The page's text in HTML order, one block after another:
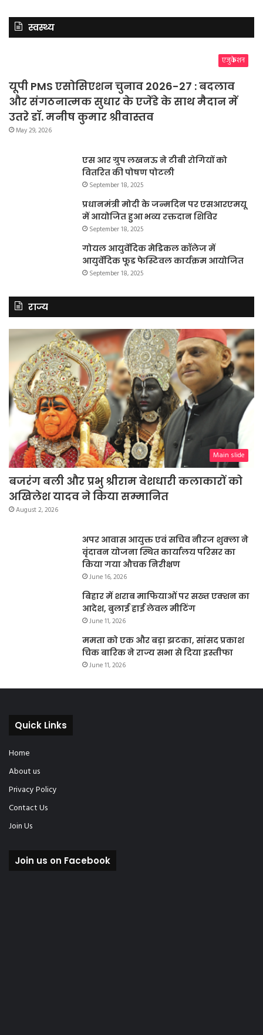
स्वस्थ्य
एजुकेशन
यूपी PMS एसोसिएशन चुनाव 2026-27 : बदलाव
और संगठनात्मक सुधार के एजेंडे के साथ मैदान में
उतरे डॉ. मनीष कुमार श्रीवास्तव
May 29, 2026
एस आर ग्रुप लखनऊ ने टीबी रोगियों को
वितरित की पोषण पोटली
September 18, 2025
प्रधानमंत्री मोदी के जन्मदिन पर एसआरएमयू
में आयोजित हुआ भव्य रक्तदान शिविर
September 18, 2025
गोयल आयुर्वेदिक मेडिकल कॉलेज में
आयुर्वेदिक फूड फेस्टिवल कार्यक्रम आयोजित
September 18, 2025
राज्य
Main slide
बजरंग बली और प्रभु श्रीराम वेशधारी कलाकारों को
अखिलेश यादव ने किया सम्मानित
August 2, 2026
अपर आवास आयुक्त एवं सचिव नीरज शुक्ला ने
वृंदावन योजना स्थित कार्यालय परिसर का
किया गया औचक निरीक्षण
June 16, 2026
बिहार में शराब माफियाओं पर सख्त एक्शन का
आदेश, बुलाई हाई लेवल मीटिंग
June 11, 2026
ममता को एक और बड़ा झटका, सांसद प्रकाश
चिक बारिक ने राज्य सभा से दिया इस्तीफा
June 11, 2026
Quick Links
Home
About us
Privacy Policy
Contact Us
Join Us
Join us on Facebook